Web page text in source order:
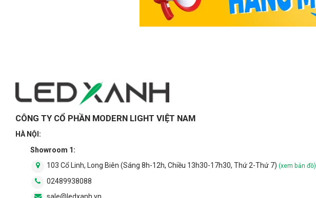
CÔNG TY CỔ PHẦN MODERN LIGHT VIỆT NAM
HÀ NỘI:
Showroom 1:
103 Cổ Linh, Long Biên (Sáng 8h-12h, Chiều 13h30-17h30, Thứ 2-Thứ 7) (xem bản đồ)
02489938088
sale@ledxanh.vn